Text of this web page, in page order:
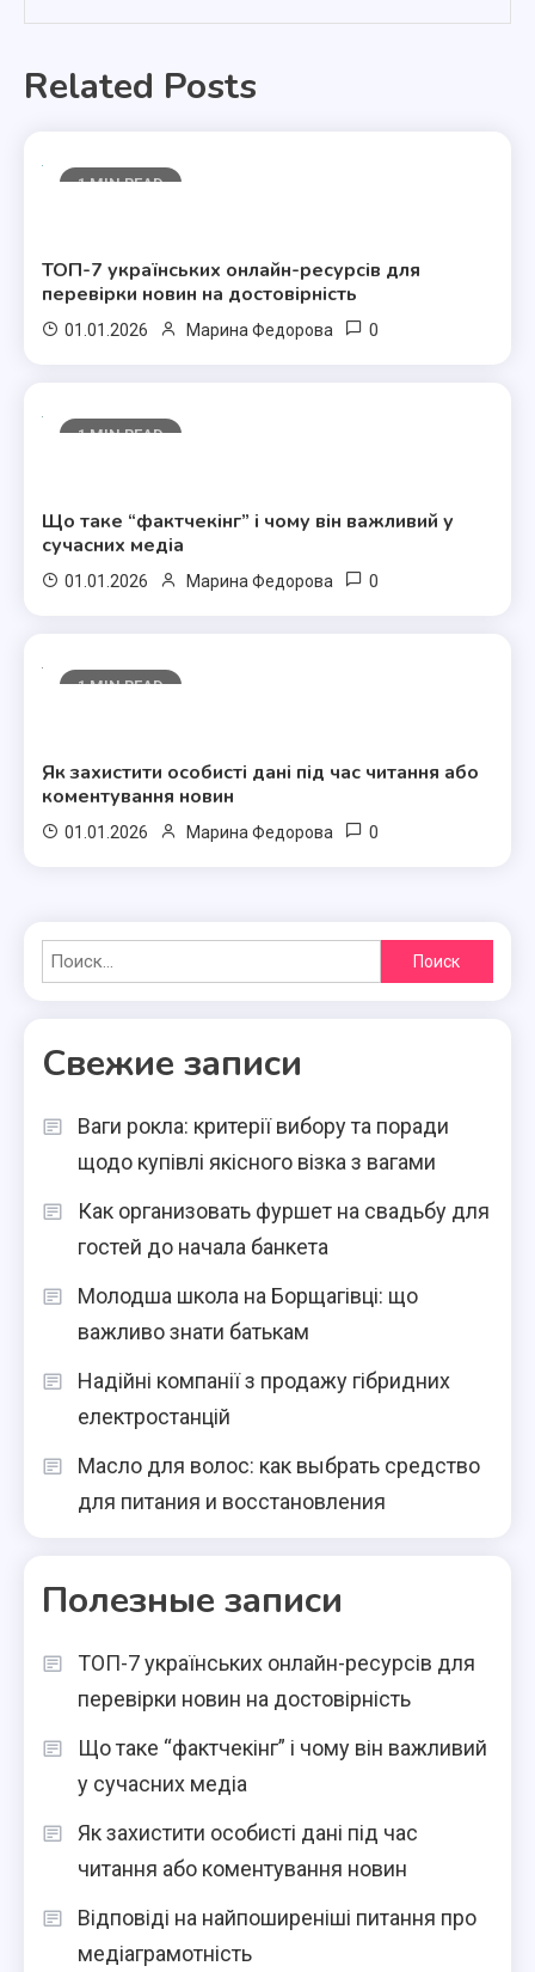
Related Posts
1 MIN READ
ТОП-7 українських онлайн-ресурсів для
перевірки новин на достовірність
01.01.2026 Марина Федорова 0
1 MIN READ
Що таке “фактчекінг” і чому він важливий у
сучасних медіа
01.01.2026 Марина Федорова 0
1 MIN READ
Як захистити особисті дані під час читання або
коментування новин
01.01.2026 Марина Федорова 0
Найти:
Свежие записи
Ваги рокла: критерії вибору та поради
щодо купівлі якісного візка з вагами
Как организовать фуршет на свадьбу для
гостей до начала банкета
Молодша школа на Борщагівці: що
важливо знати батькам
Надійні компанії з продажу гібридних
електростанцій
Масло для волос: как выбрать средство
для питания и восстановления
Полезные записи
ТОП-7 українських онлайн-ресурсів для
перевірки новин на достовірність
Що таке “фактчекінг” і чому він важливий
у сучасних медіа
Як захистити особисті дані під час
читання або коментування новин
Відповіді на найпоширеніші питання про
медіаграмотність